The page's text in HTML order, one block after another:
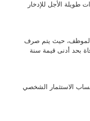
طويلة الأجل للإدخار
الموظف، حيث يتم صرف
بحد أدنى قيمة سنة
الاستثمار الشخصي